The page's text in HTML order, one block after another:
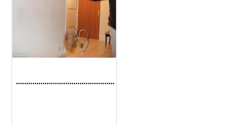
................................................